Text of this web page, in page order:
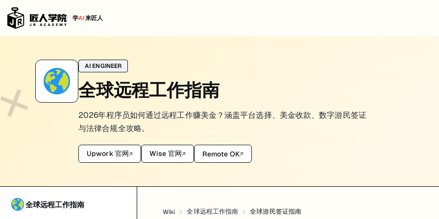
学AI来匠人
数字游民签证最容易让人误解的一点，是把它看成“想去哪住就去哪住”的通行证。实际不是。每个国家的停留期限、收入要求、允许的工作形态
先看几个现实问题
在选数字游民签证前，我更建议先确认下面这些：
你是给海外雇主远程工作，还是自己接客户
你能不能持续证明收入和保险
目前值得关注的几个方向
AI ENGINEER
全球远程工作指南
2026年程序员如何通过远程工作赚美金？涵盖平台选择、美金收款、数字游民签证
与法律合规全攻略。
Upwork 官网↗ Wise 官网↗ Remote OK↗
全球远程工作指南
Wiki 全球远程工作指南 全球游民签证指南